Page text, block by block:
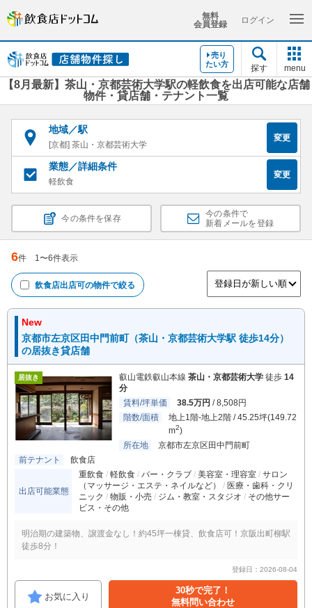
無料
会員登録
ログイン
売り
たい方
探す menu
【8月最新】茶山・京都芸術大学駅の軽飲食を出店可能な店舗
物件・貸店舗・テナント一覧
地域／駅
[京都] 茶山・京都芸術大学
変更
業態／詳細条件
軽飲食
変更
今の条件を保存
今の条件で
新着メールを登録
6件 1〜6件表示
飲食店出店可の物件で絞る
New
京都市左京区田中門前町（茶山・京都芸術大学駅 徒歩14分）
の居抜き貸店舗
居抜き 叡山電鉄叡山本線 茶山・京都芸術大学 徒歩 14
分
賃料/坪単価
38.5万円 / 8,508円
階数/面積
地上1階-地上2階 / 45.25坪(149.72
m2)
所在地
京都市左京区田中門前町
前テナント
飲食店
出店可能業態
重飲食 軽飲食 バー・クラブ 美容室・理容室
サロン
（マッサージ・エステ・ネイルなど）
医療・歯科・クリ
ニック
物販・小売 ジム・教室・スタジオ
その他サー
ビス・その他
明治期の建築物、譲渡金なし！約45坪一棟貸、飲食店可！京阪出町柳駅
徒歩8分！
登録日：2026-08-04
お気に入り
30秒で完了！
無料問い合わせ